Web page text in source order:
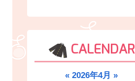
CALENDAR
« 2026年4月 »